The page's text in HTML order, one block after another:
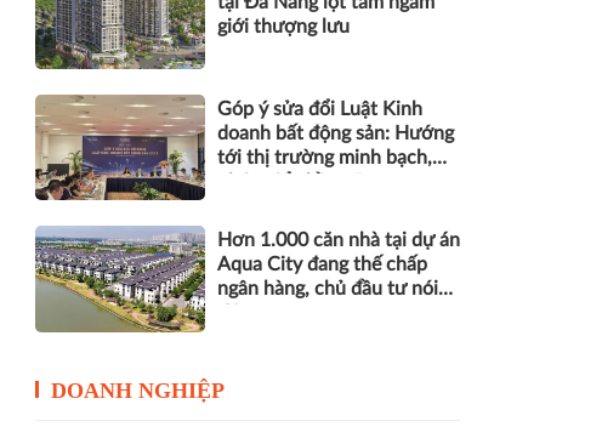
giới thượng lưu
Góp ý sửa đổi Luật Kinh
doanh bất động sản: Hướng
tới thị trường minh bạch,
Hơn 1.000 căn nhà tại dự án
Aqua City đang thế chấp
ngân hàng, chủ đầu tư nói
DOANH NGHIỆP